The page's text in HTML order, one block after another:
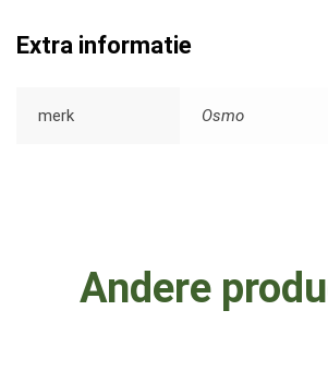
Extra informatie
merk Osmo
Andere